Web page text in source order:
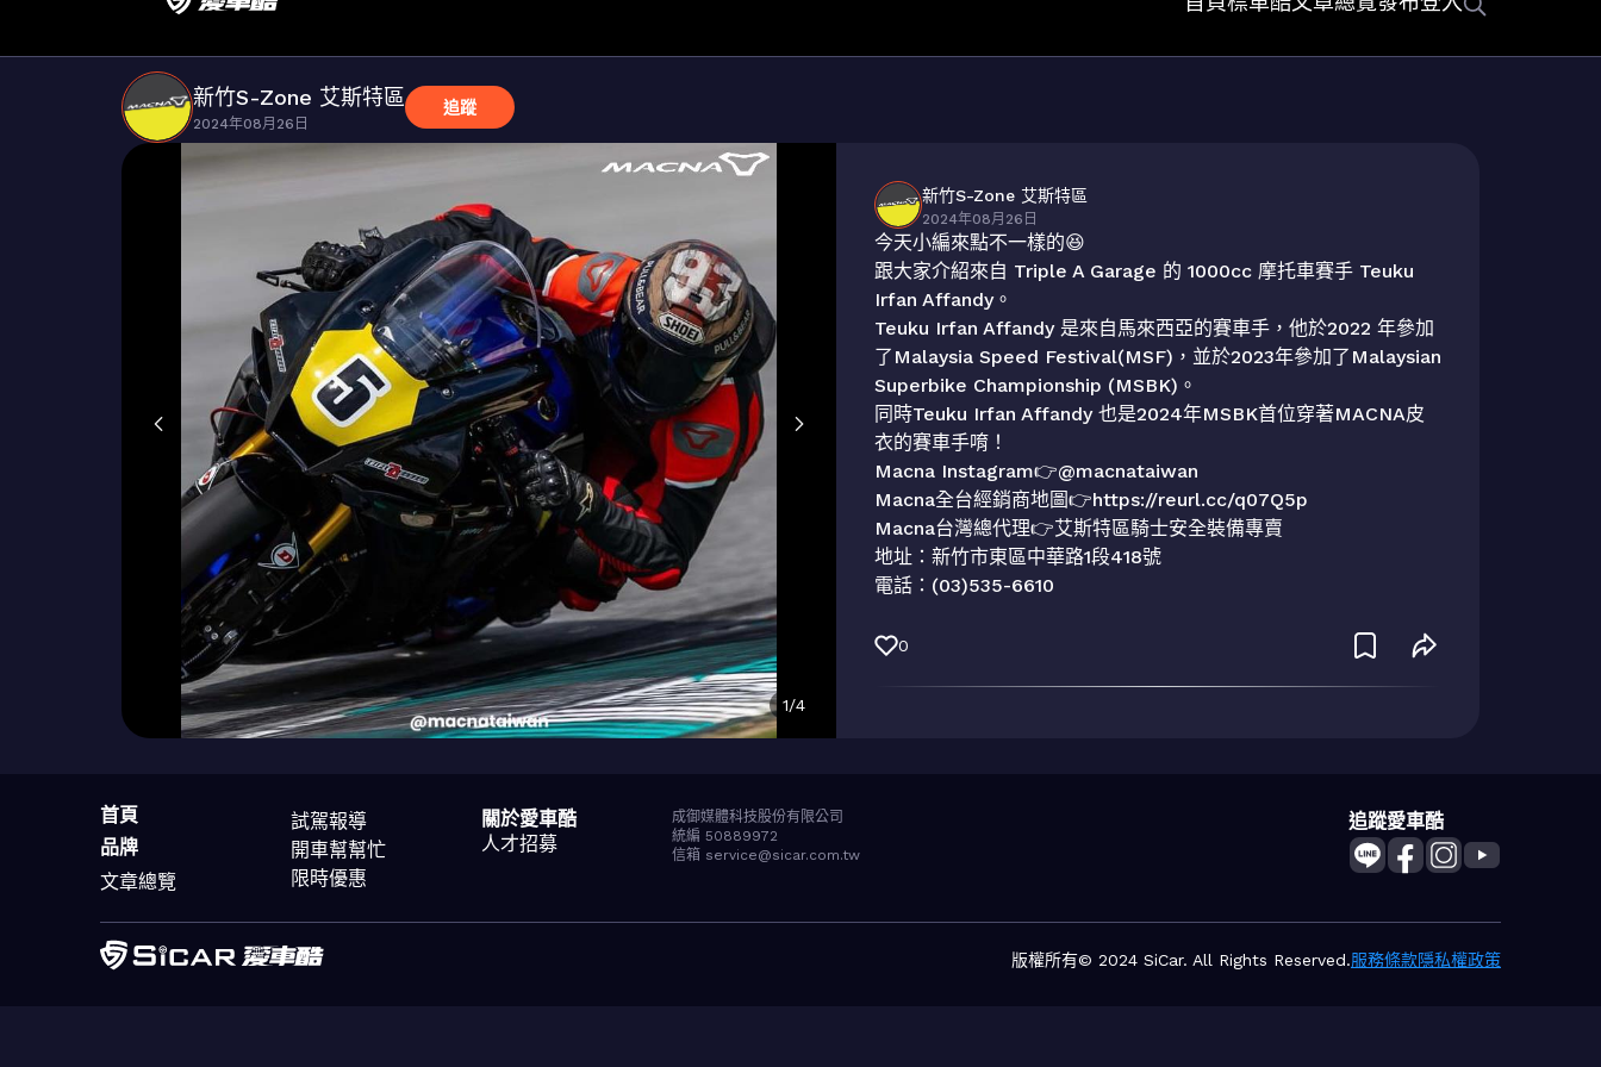
新竹S-Zone 艾斯特區
2024年08月26日
追蹤
1/4
新竹S-Zone 艾斯特區
2024年08月26日
今天小編來點不一樣的😆
跟大家介紹來自 Triple A Garage 的 1000cc 摩托車賽手 Teuku
Irfan Affandy。
Teuku Irfan Affandy 是來自馬來西亞的賽車手，他於2022 年參加
了Malaysia Speed Festival(MSF)，並於2023年參加了Malaysian
Superbike Championship (MSBK)。
同時Teuku Irfan Affandy 也是2024年MSBK首位穿著MACNA皮
衣的賽車手唷！
Macna Instagram👉@macnataiwan
Macna全台經銷商地圖👉https://reurl.cc/q07Q5p
Macna台灣總代理👉艾斯特區騎士安全裝備專賣
地址：新竹市東區中華路1段418號
電話：(03)535-6610
0
首頁
品牌
文章總覽
試駕報導
開車幫幫忙
限時優惠
關於愛車酷
人才招募
成御媒體科技股份有限公司
統編 50889972
信箱 service@sicar.com.tw
追蹤愛車酷
版權所有© 2024 SiCar. All Rights Reserved.服務條款隱私權政策